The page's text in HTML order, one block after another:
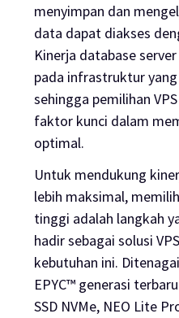
menyimpan dan
data dapat diakses
Kinerja database
pada infrastruktur
sehingga pemilihan
faktor kunci dalam
optimal.
Untuk mendukung
lebih maksimal,
tinggi adalah langkah
hadir sebagai solusi
kebutuhan ini.
EPYC™ generasi
SSD NVMe, NEO Lite